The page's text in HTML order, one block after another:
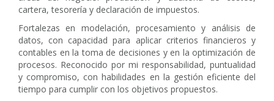
cartera, tesorería y declaración de impuestos.
Fortalezas en modelación, procesamiento y análisis de
datos, con capacidad para aplicar criterios financieros y
contables en la toma de decisiones y en la optimización de
procesos. Reconocido por mi responsabilidad, puntualidad
y compromiso, con habilidades en la gestión eficiente del
tiempo para cumplir con los objetivos propuestos.